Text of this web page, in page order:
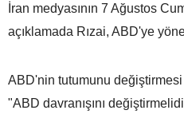
İran medyasının 7 Ağustos
açıklamada Rızai, ABD'ye
ABD'nin tutumunu
"ABD davranışını